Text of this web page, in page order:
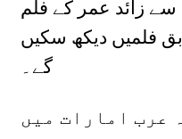
میں 21 سال سے زائد عمر کے فلم
فلمیں دیکھ سکیں
گے۔
عرب امارات میں